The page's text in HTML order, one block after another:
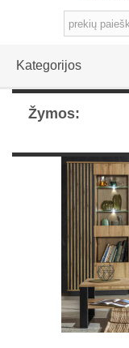
Kategorijos
Žymos: